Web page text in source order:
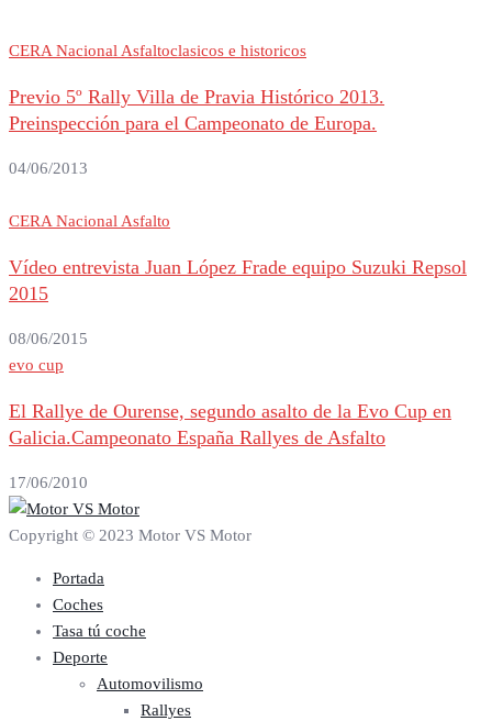
CERA Nacional Asfaltoclasicos e historicos
Previo 5º Rally Villa de Pravia Histórico 2013.
Preinspección para el Campeonato de Europa.
04/06/2013
CERA Nacional Asfalto
Vídeo entrevista Juan López Frade equipo Suzuki Repsol
2015
08/06/2015
evo cup
El Rallye de Ourense, segundo asalto de la Evo Cup en
Galicia.Campeonato España Rallyes de Asfalto
17/06/2010
Copyright © 2023 Motor VS Motor
Portada
Coches
Tasa tú coche
Deporte
Automovilismo
Rallyes